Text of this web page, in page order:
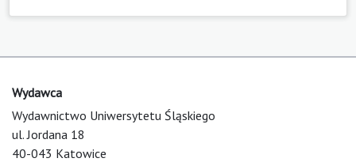
Wydawca
Wydawnictwo Uniwersytetu Śląskiego
ul. Jordana 18
40-043 Katowice